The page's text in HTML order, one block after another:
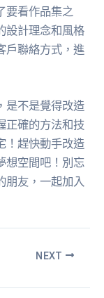
要看作品集之
設計理念和風格
戶聯絡方式，進
是不是覺得改造
正確的方法和技
！趕快動手改造
想空間吧！別忘
朋友，一起加入
NEXT